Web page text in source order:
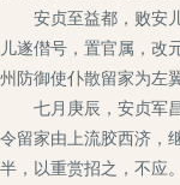
安贞至益都，败安儿
儿遂僣号，置官属，改
州防御使仆散留家为左
七月庚辰，安贞军昌
令留家由上流胶西济，
半，以重赏招之，不应